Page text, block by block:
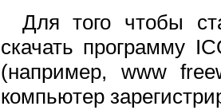
Для того чтобы
скачать программу
(например, www
компьютер